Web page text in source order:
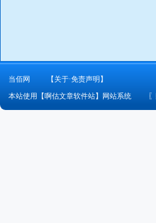
当佰网
【关于·免责声明】
本站使用【啊估文章软件站】网站系统
〖